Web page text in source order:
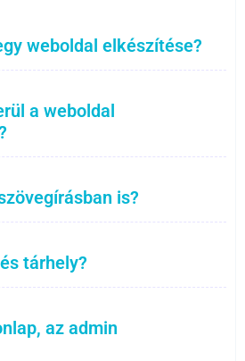
weboldal elkészítése?
a weboldal
is?
tárhely?
az admin